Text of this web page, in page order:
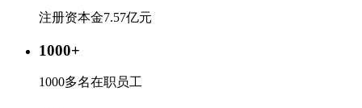
注册资本金7.57亿元
1000+
1000多名在职员工